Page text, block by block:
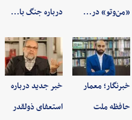
«من‌وتو» در… درباره جنگ با…
خبرنگار؛ معمار
حافظه ملت
خبر جدید درباره
استعفای ذولقدر